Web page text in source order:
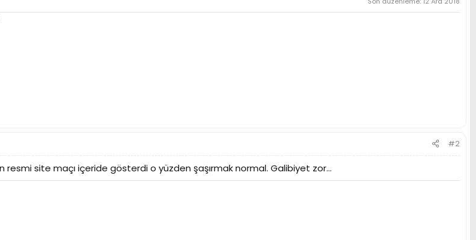
#2
site maçı içeride gösterdi o yüzden şaşırmak normal. Galibiyet zor...